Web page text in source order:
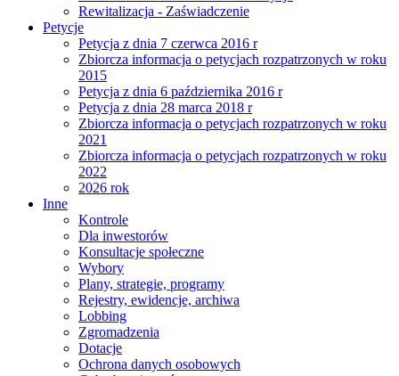
Rewitalizacja - Zaświadczenie
Petycje
Petycja z dnia 7 czerwca 2016 r
Zbiorcza informacja o petycjach rozpatrzonych w roku
2015
Petycja z dnia 6 października 2016 r
Petycja z dnia 28 marca 2018 r
Zbiorcza informacja o petycjach rozpatrzonych w roku
2021
Zbiorcza informacja o petycjach rozpatrzonych w roku
2022
2026 rok
Inne
Kontrole
Dla inwestorów
Konsultacje społeczne
Wybory
Plany, strategie, programy
Rejestry, ewidencje, archiwa
Lobbing
Zgromadzenia
Dotacje
Ochrona danych osobowych